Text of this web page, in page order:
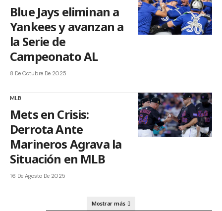
Blue Jays eliminan a
Yankees y avanzan a
la Serie de
Campeonato AL
8 De Octubre De 2025
MLB
Mets en Crisis:
Derrota Ante
Marineros Agrava la
Situación en MLB
16 De Agosto De 2025
Mostrar más